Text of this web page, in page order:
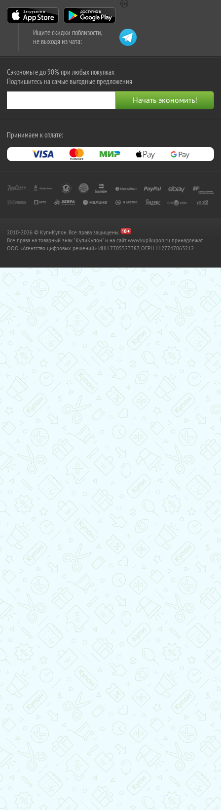
Ищите скидки поблизости,
не выходя из чата:
Сэкономьте до 90% при любых покупках
Подпишитесь на самые выгодные предложения
Принимаем к оплате:
2010-2026 © КупиКупон. Все права защищены.
Все права на товарный знак "КупиКупон" и на сайт www.kupikupon.ru принадлежат
OOO «Агентство цифровых решений» ИНН 7705523387, ОГРН 1127747063212